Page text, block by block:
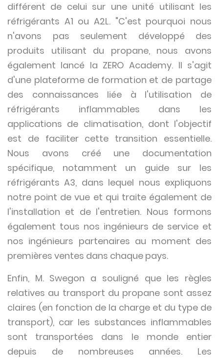
différent de celui sur une unité utilisant les
réfrigérants A1 ou A2L. "C'est pourquoi nous
n'avons pas seulement développé des
produits utilisant du propane, nous avons
également lancé la ZERO Academy. Il s'agit
d'une plateforme de formation et de partage
des connaissances liée à l'utilisation de
réfrigérants inflammables dans les
applications de climatisation, dont l'objectif
est de faciliter cette transition essentielle.
Nous avons créé une documentation
spécifique, notamment un guide sur les
réfrigérants A3, dans lequel nous expliquons
notre point de vue et qui traite également de
l'installation et de l'entretien. Nous formons
également tous nos ingénieurs de service et
nos ingénieurs partenaires au moment des
premières ventes dans chaque pays.
Enfin, M. Swegon a souligné que les règles
relatives au transport du propane sont assez
claires (en fonction de la charge et du type de
transport), car les substances inflammables
sont transportées dans le monde entier
depuis de nombreuses années. Les